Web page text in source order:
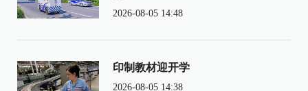
2026-08-05 14:48
印制教材迎开学
2026-08-05 14:38